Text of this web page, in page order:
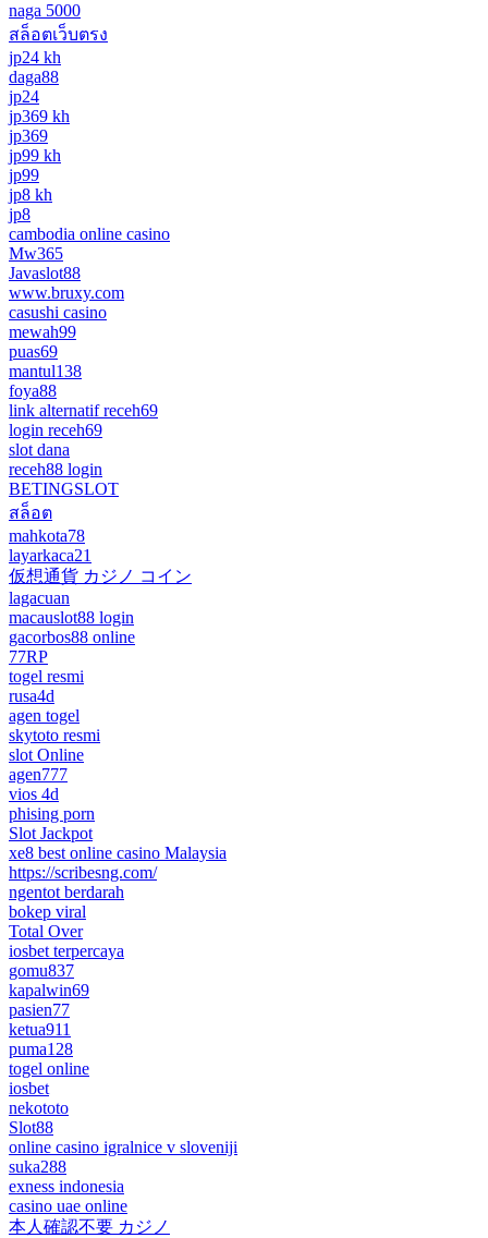
naga 5000
สล็อตเว็บตรง
jp24 kh
daga88
jp24
jp369 kh
jp369
jp99 kh
jp99
jp8 kh
jp8
cambodia online casino
Mw365
Javaslot88
www.bruxy.com
casushi casino
mewah99
puas69
mantul138
foya88
link alternatif receh69
login receh69
slot dana
receh88 login
BETINGSLOT
สล็อต
mahkota78
layarkaca21
仮想通貨 カジノ コイン
lagacuan
macauslot88 login
gacorbos88 online
77RP
togel resmi
rusa4d
agen togel
skytoto resmi
slot Online
agen777
vios 4d
phising porn
Slot Jackpot
xe8 best online casino Malaysia
https://scribesng.com/
ngentot berdarah
bokep viral
Total Over
iosbet terpercaya
gomu837
kapalwin69
pasien77
ketua911
puma128
togel online
iosbet
nekototo
Slot88
online casino igralnice v sloveniji
suka288
exness indonesia
casino uae online
本人確認不要 カジノ